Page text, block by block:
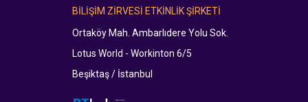
BİLİŞİM ZİRVESİ ETKİNLİK ŞİRKETİ
Ortaköy Mah. Ambarlıdere Yolu Sok.
Lotus World - Workinton 6/5
Beşiktaş / İstanbul